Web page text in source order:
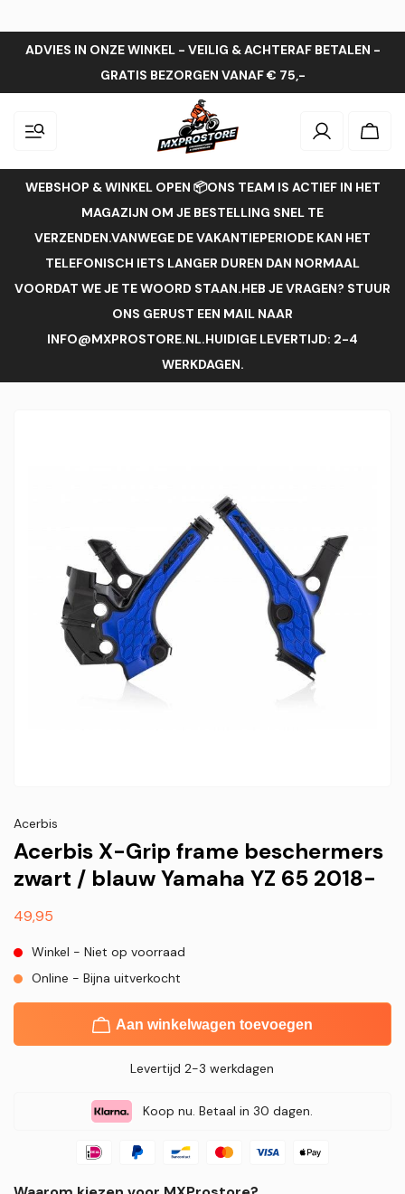
ADVIES IN ONZE WINKEL - VEILIG & ACHTERAF BETALEN -
GRATIS BEZORGEN VANAF € 75,-
Inloggen
WEBSHOP & WINKEL OPEN 📦ONS TEAM IS ACTIEF IN HET
MAGAZIJN OM JE BESTELLING SNEL TE
VERZENDEN.VANWEGE DE VAKANTIEPERIODE KAN HET
TELEFONISCH IETS LANGER DUREN DAN NORMAAL
VOORDAT WE JE TE WOORD STAAN.HEB JE VRAGEN? STUUR
ONS GERUST EEN MAIL NAAR
INFO@MXPROSTORE.NL.HUIDIGE LEVERTIJD: 2-4
WERKDAGEN.
Acerbis
Acerbis X-Grip frame beschermers
zwart / blauw Yamaha YZ 65 2018-
Normale
49,95
Winkel - Niet op voorraad
Online - Bijna uitverkocht
Aan winkelwagen toevoegen
Levertijd 2-3 werkdagen
Koop nu. Betaal in 30 dagen.